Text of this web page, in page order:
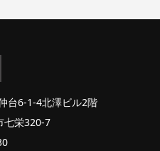
台6-1-4北澤ビル2階
七栄320-7